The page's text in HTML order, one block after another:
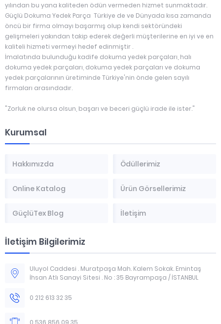
yılından bu yana kaliteden ödün vermeden hizmet sunmaktadır.
Güçlü Dokuma Yedek Parça Türkiye de ve Dünyada kısa zamanda
öncü bir firma olmayı başarmış olup kendi sektöründeki
gelişmeleri yakından takip ederek değerli müşterilerine en iyi ve en
kaliteli hizmeti vermeyi hedef edinmiştir .
İmalatında bulunduğu kadife dokuma yedek parçaları, halı
dokuma yedek parçaları, dokuma yedek parçaları ve dokuma
yedek parçalarının üretiminde Türkiye'nin önde gelen sayılı
firmaları arasındadır.
"Zorluk ne olursa olsun, başarı ve beceri güçlü irade ile ister."
Kurumsal
Hakkımızda Ödüllerimiz
Online Katalog Ürün Görsellerimiz
GüçlüTex Blog İletişim
İletişim Bilgilerimiz
Uluyol Caddesi . Muratpaşa Mah. Kalem Sokak. Emintaş
İhsan Atlı Sanayi Sitesi . No : 35 Bayrampaşa / İSTANBUL
0 212 613 32 35